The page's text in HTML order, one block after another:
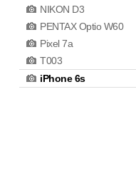
NIKON D3
PENTAX Optio W60
Pixel 7a
T003
iPhone 6s